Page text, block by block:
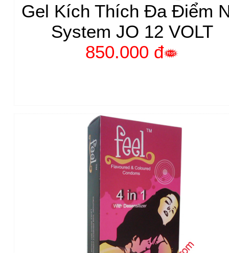
Gel Kích Thích Đa Điểm
System JO 12 VOLT
850.000 đ